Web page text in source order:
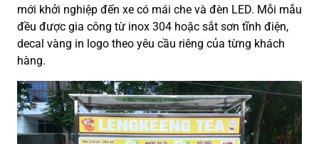
mới khởi nghiệp đến xe có mái che và đèn LED. Mỗi mẫu
đều được gia công từ inox 304 hoặc sắt sơn tĩnh điện,
decal vàng in logo theo yêu cầu riêng của từng khách
hàng.